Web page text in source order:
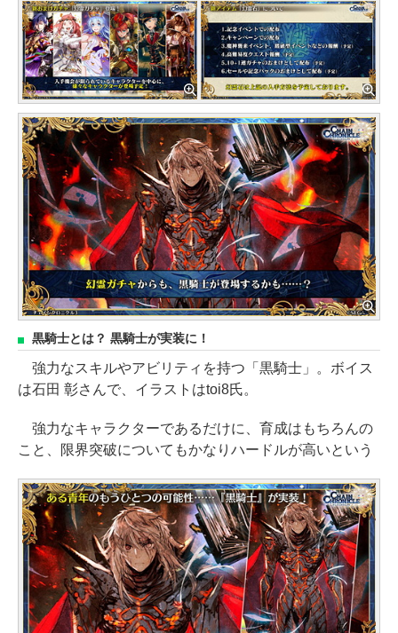
黒騎士とは？ 黒騎士が実装に！
強力なスキルやアビリティを持つ「黒騎士」。ボイス
は石田 彰さんで、イラストはtoi8氏。
強力なキャラクターであるだけに、育成はもちろんの
こと、限界突破についてもかなりハードルが高いという